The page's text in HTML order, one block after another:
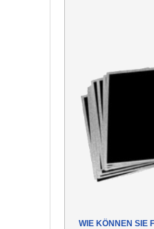
WIE KÖNNEN SIE